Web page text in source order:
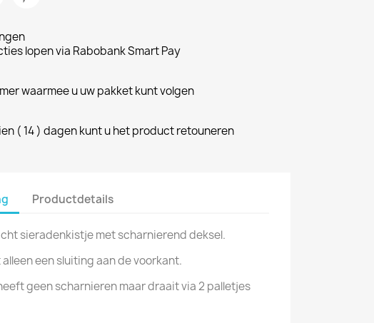
lopen via Rabobank Smart Pay
waarmee u uw pakket kunt volgen
( 14 ) dagen kunt u het product retouneren
Productdetails
sieradenkistje met scharnierend deksel.
een sluiting aan de voorkant.
geen scharnieren maar draait via 2 palletjes